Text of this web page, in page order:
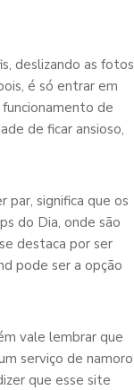
deslizando as fotos
é só entrar em
de
de ficar ansioso,
par, significa que os
do Dia, onde são
destaca por ser
pode ser a opção
vale lembrar que
serviço de namoro
que esse site